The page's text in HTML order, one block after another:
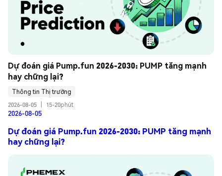
Dự đoán giá Pump.fun 2026-2030: PUMP tăng mạnh
hay chững lại?
Thông tin Thị trường
2026-08-05
15-20phút
2026-08-05
Dự đoán giá Pump.fun 2026-2030: PUMP tăng mạnh
hay chững lại?